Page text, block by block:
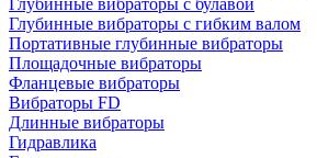
Глубинные вибраторы с булавой
Глубинные вибраторы с гибким валом
Портативные глубинные вибраторы
Площадочные вибраторы
Фланцевые вибраторы
Вибраторы FD
Длинные вибраторы
Гидравлика